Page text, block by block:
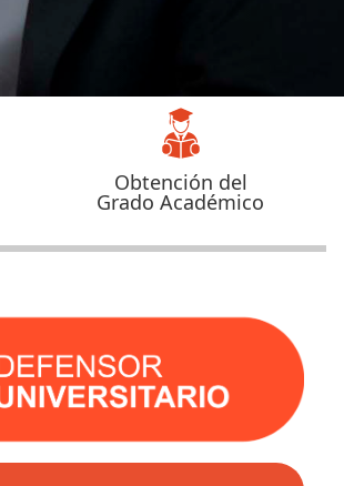
Obtención del
Grado Académico